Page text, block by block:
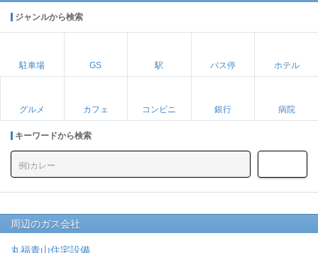
ジャンルから検索
駐車場 GS 駅 バス停 ホテル
グルメ カフェ コンビニ 銀行 病院
キーワードから検索
周辺のガス会社
丸福青山住宅設備